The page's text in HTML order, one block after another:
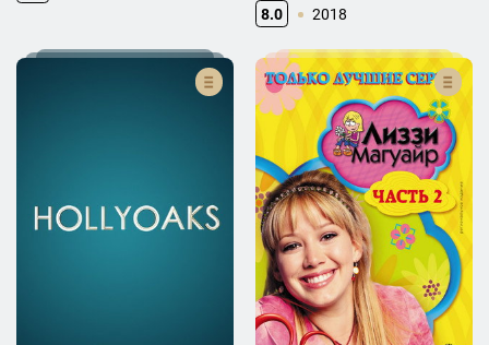
8.0 2018